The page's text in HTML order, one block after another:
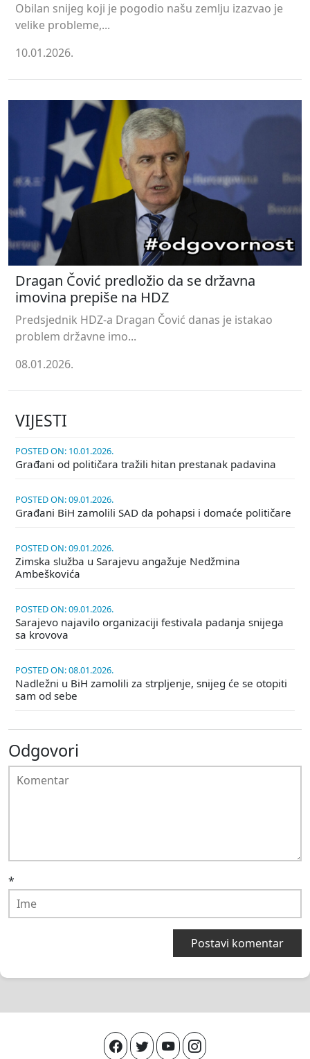
Obilan snijeg koji je pogodio našu zemlju izazvao je
velike probleme,...
10.01.2026.
Dragan Čović predložio da se državna
imovina prepiše na HDZ
Predsjednik HDZ-a Dragan Čović danas je istakao
problem državne imo...
08.01.2026.
VIJESTI
POSTED ON: 10.01.2026.
Građani od političara tražili hitan prestanak padavina
POSTED ON: 09.01.2026.
Građani BiH zamolili SAD da pohapsi i domaće političare
POSTED ON: 09.01.2026.
Zimska služba u Sarajevu angažuje Nedžmina
Ambeškovića
POSTED ON: 09.01.2026.
Sarajevo najavilo organizaciji festivala padanja snijega
sa krovova
POSTED ON: 08.01.2026.
Nadležni u BiH zamolili za strpljenje, snijeg će se otopiti
sam od sebe
Odgovori
*